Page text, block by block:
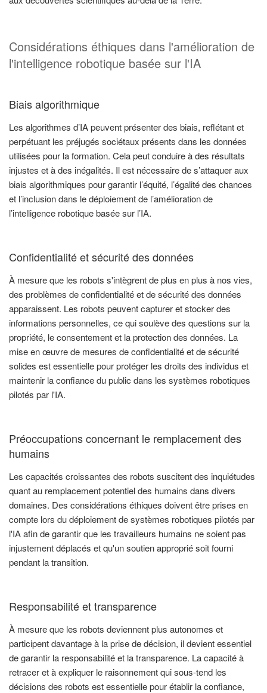
Considérations éthiques dans l'amélioration de
l'intelligence robotique basée sur l'IA
Biais algorithmique
Les algorithmes d’IA peuvent présenter des biais, reflétant et
perpétuant les préjugés sociétaux présents dans les données
utilisées pour la formation. Cela peut conduire à des résultats
injustes et à des inégalités. Il est nécessaire de s’attaquer aux
biais algorithmiques pour garantir l’équité, l’égalité des chances
et l’inclusion dans le déploiement de l’amélioration de
l’intelligence robotique basée sur l’IA.
Confidentialité et sécurité des données
À mesure que les robots s'intègrent de plus en plus à nos vies,
des problèmes de confidentialité et de sécurité des données
apparaissent. Les robots peuvent capturer et stocker des
informations personnelles, ce qui soulève des questions sur la
propriété, le consentement et la protection des données. La
mise en œuvre de mesures de confidentialité et de sécurité
solides est essentielle pour protéger les droits des individus et
maintenir la confiance du public dans les systèmes robotiques
pilotés par l'IA.
Préoccupations concernant le remplacement des
humains
Les capacités croissantes des robots suscitent des inquiétudes
quant au remplacement potentiel des humains dans divers
domaines. Des considérations éthiques doivent être prises en
compte lors du déploiement de systèmes robotiques pilotés par
l'IA afin de garantir que les travailleurs humains ne soient pas
injustement déplacés et qu'un soutien approprié soit fourni
pendant la transition.
Responsabilité et transparence
À mesure que les robots deviennent plus autonomes et
participent davantage à la prise de décision, il devient essentiel
de garantir la responsabilité et la transparence. La capacité à
retracer et à expliquer le raisonnement qui sous-tend les
décisions des robots est essentielle pour établir la confiance,